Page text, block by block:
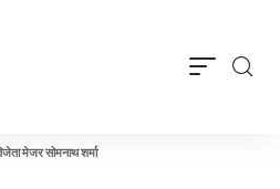
मेजर सोमनाथ शर्मा